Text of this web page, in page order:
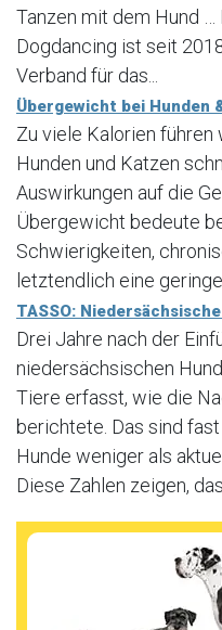
Tanzen mit dem Hund …
Dogdancing ist seit
Verband für das...
Übergewicht bei Hunden
Zu viele Kalorien
Hunden und Katzen
Auswirkungen auf die
Übergewicht bedeute
Schwierigkeiten,
letztendlich eine
TASSO:
Drei Jahre nach der
niedersächsischen
Tiere erfasst, wie die
berichtete. Das sind
Hunde weniger als
Diese Zahlen zeigen,